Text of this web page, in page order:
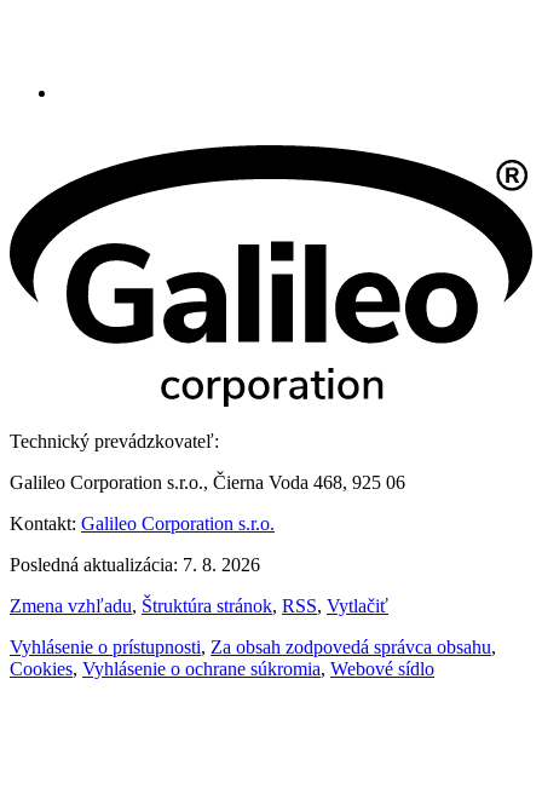
Technický prevádzkovateľ:
Galileo Corporation s.r.o., Čierna Voda 468, 925 06
Kontakt: Galileo Corporation s.r.o.
Posledná aktualizácia: 7. 8. 2026
Zmena vzhľadu, Štruktúra stránok, RSS, Vytlačiť
Vyhlásenie o prístupnosti, Za obsah zodpovedá správca obsahu,
Cookies, Vyhlásenie o ochrane súkromia, Webové sídlo